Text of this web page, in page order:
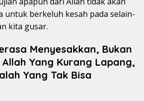
untuk berkeluh kesah pada selain-
kita gusar.
Menyesakkan, Bukan
Yang Kurang Lapang,
Yang Tak Bisa